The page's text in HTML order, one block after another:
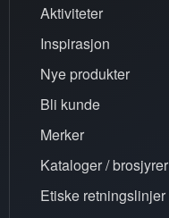
Aktiviteter
Inspirasjon
Nye produkter
Bli kunde
Merker
Kataloger / brosjyrer
Etiske retningslinjer